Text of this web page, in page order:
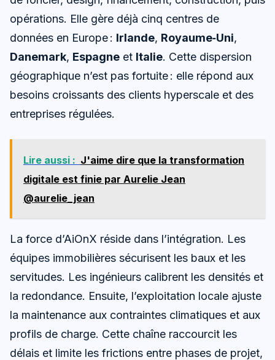
opérations. Elle gère déjà cinq centres de
données en Europe : Irlande, Royaume‑Uni,
Danemark, Espagne et Italie. Cette dispersion
géographique n’est pas fortuite : elle répond aux
besoins croissants des clients hyperscale et des
entreprises régulées.
Lire aussi : J'aime dire que la transformation
digitale est finie par Aurelie Jean
@aurelie_jean
La force d’AiOnX réside dans l’intégration. Les
équipes immobilières sécurisent les baux et les
servitudes. Les ingénieurs calibrent les densités et
la redondance. Ensuite, l’exploitation locale ajuste
la maintenance aux contraintes climatiques et aux
profils de charge. Cette chaîne raccourcit les
délais et limite les frictions entre phases de projet,